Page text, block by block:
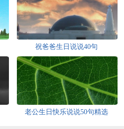
祝爸爸生日说说40句
老公生日快乐说说50句精选